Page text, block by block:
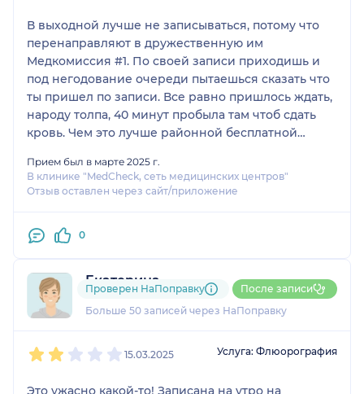
В выходной лучше не записываться, потому что
перенаправляют в дружественную им
Медкомиссия #1. По своей записи приходишь и
под негодование очереди пытаешься сказать что
ты пришел по записи. Все равно пришлось ждать,
народу толпа, 40 минут пробыла там чтоб сдать
кровь. Чем это лучше районной бесплатной
Прием был в марте 2025 г.
В клинике "MedCheck, сеть медицинских центров"
Отзыв оставлен через сайт/приложение
0
Екатерина
13 отзывови5 оценок
Больше 50 записей через НаПоправку
Проверен НаПоправку После записи
15.03.2025 Услуга: Флюорография
Это ужасно какой-то! Записана на утро на